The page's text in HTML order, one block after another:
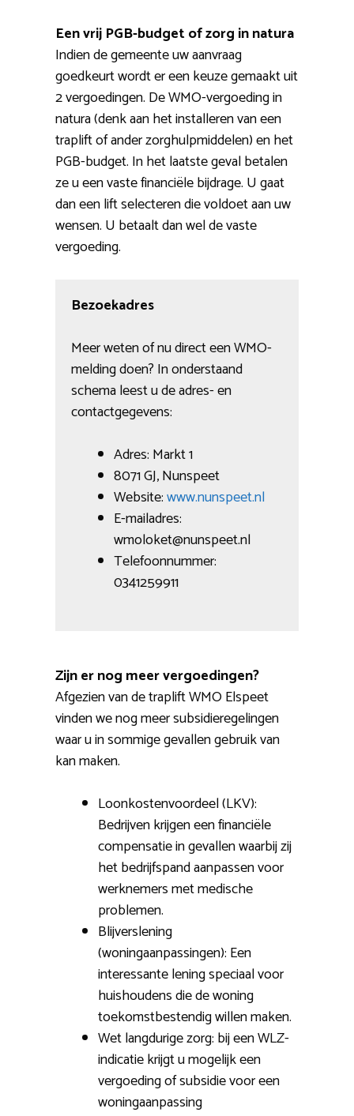
Een vrij PGB-budget of zorg in natura
Indien de gemeente uw aanvraag
goedkeurt wordt er een keuze gemaakt uit
2 vergoedingen. De WMO-vergoeding in
natura (denk aan het installeren van een
traplift of ander zorghulpmiddelen) en het
PGB-budget. In het laatste geval betalen
ze u een vaste financiële bijdrage. U gaat
dan een lift selecteren die voldoet aan uw
wensen. U betaalt dan wel de vaste
vergoeding.
Bezoekadres
Meer weten of nu direct een WMO-
melding doen? In onderstaand
schema leest u de adres- en
contactgegevens:
Adres: Markt 1
8071 GJ, Nunspeet
Website:www.nunspeet.nl
E-mailadres:
wmoloket@nunspeet.nl
Telefoonnummer:
0341259911
Zijn er nog meer vergoedingen?
Afgezien van de traplift WMO Elspeet
vinden we nog meer subsidieregelingen
waar u in sommige gevallen gebruik van
kan maken.
Loonkostenvoordeel (LKV):
Bedrijven krijgen een financiële
compensatie in gevallen waarbij zij
het bedrijfspand aanpassen voor
werknemers met medische
problemen.
Blijverslening
(woningaanpassingen): Een
interessante lening speciaal voor
huishoudens die de woning
toekomstbestendig willen maken.
Wet langdurige zorg: bij een WLZ-
indicatie krijgt u mogelijk een
vergoeding of subsidie voor een
woningaanpassing